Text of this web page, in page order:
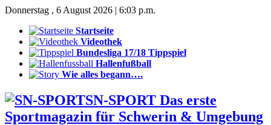
Donnerstag , 6 August 2026 | 6:03 p.m.
Startseite
Videothek
Bundesliga 17/18 Tippspiel
Hallenfußball
Wie alles begann….
SN-SPORT Das erste
Sportmagazin für Schwerin & Umgebung